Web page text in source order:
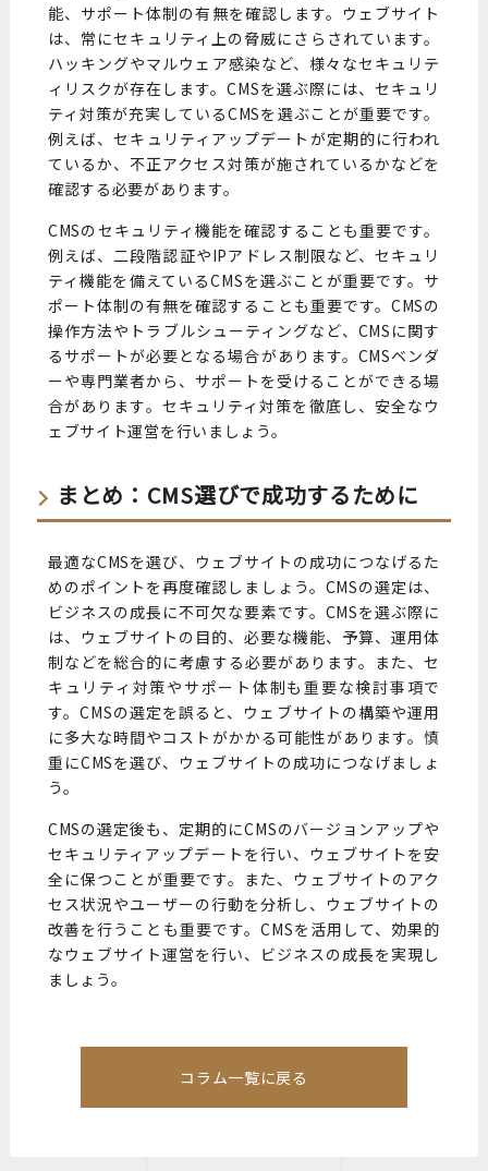
能、サポート体制の有無を確認します。ウェブサイト
は、常にセキュリティ上の脅威にさらされています。
ハッキングやマルウェア感染など、様々なセキュリテ
ィリスクが存在します。CMSを選ぶ際には、セキュリ
ティ対策が充実しているCMSを選ぶことが重要です。
例えば、セキュリティアップデートが定期的に行われ
ているか、不正アクセス対策が施されているかなどを
確認する必要があります。
CMSのセキュリティ機能を確認することも重要です。
例えば、二段階認証やIPアドレス制限など、セキュリ
ティ機能を備えているCMSを選ぶことが重要です。サ
ポート体制の有無を確認することも重要です。CMSの
操作方法やトラブルシューティングなど、CMSに関す
るサポートが必要となる場合があります。CMSベンダ
ーや専門業者から、サポートを受けることができる場
合があります。セキュリティ対策を徹底し、安全なウ
ェブサイト運営を行いましょう。
まとめ：CMS選びで成功するために
最適なCMSを選び、ウェブサイトの成功につなげるた
めのポイントを再度確認しましょう。CMSの選定は、
ビジネスの成長に不可欠な要素です。CMSを選ぶ際に
は、ウェブサイトの目的、必要な機能、予算、運用体
制などを総合的に考慮する必要があります。また、セ
キュリティ対策やサポート体制も重要な検討事項で
す。CMSの選定を誤ると、ウェブサイトの構築や運用
に多大な時間やコストがかかる可能性があります。慎
重にCMSを選び、ウェブサイトの成功につなげましょ
う。
CMSの選定後も、定期的にCMSのバージョンアップや
セキュリティアップデートを行い、ウェブサイトを安
全に保つことが重要です。また、ウェブサイトのアク
セス状況やユーザーの行動を分析し、ウェブサイトの
改善を行うことも重要です。CMSを活用して、効果的
なウェブサイト運営を行い、ビジネスの成長を実現し
ましょう。
コラム一覧に戻る